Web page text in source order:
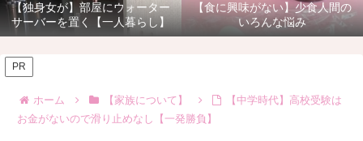
【独身女が】部屋にウォーター
サーバーを置く【一人暮らし】
【食に興味がない】少食人間の
いろんな悩み
PR
ホーム 【家族について】
【中学時代】高校受験は
お金がないので滑り止めなし【一発勝負】